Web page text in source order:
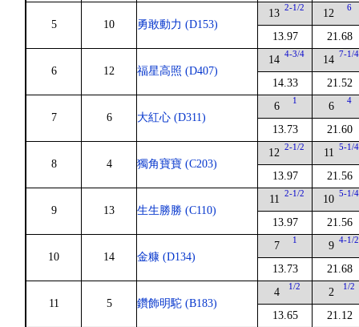
5 10 勇敢動力 (D153)
13 2-1/2
13.97
12 6
21.68
6 12 福星高照 (D407)
14 4-3/4
14.33
14 7-1/4
21.52
7 6 大紅心 (D311)
6 1
13.73
6 4
21.60
8 4 獨角寶寶 (C203)
12 2-1/2
13.97
11 5-1/4
21.56
9 13 生生勝勝 (C110)
11 2-1/2
13.97
10 5-1/4
21.56
10 14 金糠 (D134)
7 1
13.73
9 4-1/2
21.68
11 5 鑽飾明駝 (B183)
4 1/2
13.65
2 1/2
21.12